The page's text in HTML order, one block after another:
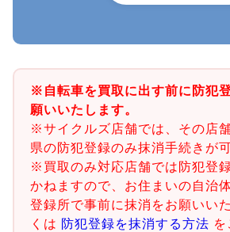
※自転車を買取に出す前に防犯
願いいたします。
※サイクルズ店舗では、その店
県の防犯登録のみ抹消手続きが
※買取のみ対応店舗では防犯登
かねますので、お住まいの自治
登録所で事前に抹消をお願いい
くは 防犯登録を抹消する方法 を